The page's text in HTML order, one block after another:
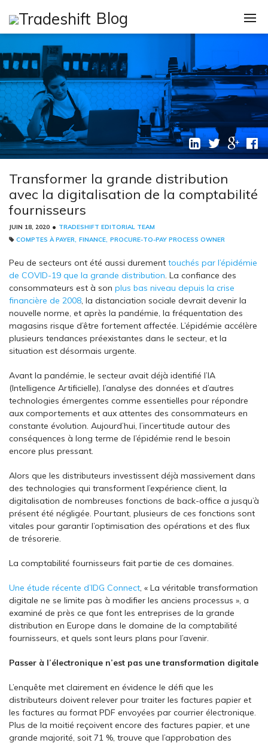
Blog
Loi De Finance
Comptes À Payer
Execs / CXOs
IT
Nouvelles
Transformer la grande distribution
avec la digitalisation de la comptabilité
fournisseurs
JUIN 18, 2020 • TRADESHIFT EDITORIAL TEAM
COMPTES À PAYER, FINANCE, PROCURE-TO-PAY PROCESS OWNER
Peu de secteurs ont été aussi durement touchés par l’épidémie
de COVID-19 que la grande distribution. La confiance des
consommateurs est à son plus bas niveau depuis la crise
financière de 2008, la distanciation sociale devrait devenir la
nouvelle norme, et après la pandémie, la fréquentation des
magasins risque d’être fortement affectée. L’épidémie accélère
plusieurs tendances préexistantes dans le secteur, et la
situation est désormais urgente.
Avant la pandémie, le secteur avait déjà identifié l’IA
(Intelligence Artificielle), l’analyse des données et d’autres
technologies émergentes comme essentielles pour répondre
aux comportements et aux attentes des consommateurs en
constante évolution. Aujourd’hui, l’incertitude autour des
conséquences à long terme de l’épidémie rend le besoin
encore plus pressant.
Alors que les distributeurs investissent déjà massivement dans
des technologies qui transforment l’expérience client, la
digitalisation de nombreuses fonctions de back-office a jusqu’à
présent été négligée. Pourtant, plusieurs de ces fonctions sont
vitales pour garantir l’optimisation des opérations et des flux
de trésorerie.
La comptabilité fournisseurs fait partie de ces domaines.
Une étude récente d’IDG Connect, « La véritable transformation
digitale ne se limite pas à modifier les anciens processus », a
examiné de près ce que font les entreprises de la grande
distribution en Europe dans le domaine de la comptabilité
fournisseurs, et quels sont leurs plans pour l’avenir.
Passer à l’électronique n’est pas une transformation digitale
L’enquête met clairement en évidence le défi que les
distributeurs doivent relever pour traiter les factures papier et
les factures au format PDF envoyées par courrier électronique.
Plus de la moitié reçoivent encore des factures papier, et une
grande majorité, soit 71 %, trouve que l’approbation des